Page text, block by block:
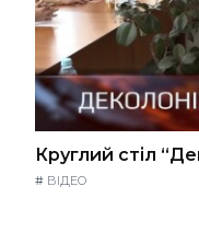
Круглий стіл
# ВІДЕО